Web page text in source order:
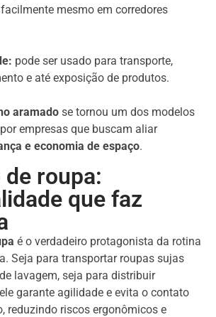
mesmo em corredores
pode ser usado para transporte,
e até exposição de produtos.
aramado se tornou um dos modelos
empresas que buscam aliar
e economia de espaço.
roupa:
que faz
é o verdadeiro protagonista da rotina
Seja para transportar roupas sujas
lavagem, seja para distribuir
garante agilidade e evita o contato
reduzindo riscos ergonômicos e